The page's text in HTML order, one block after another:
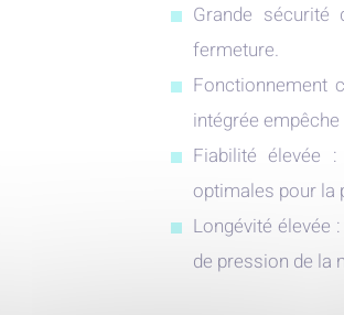
Grande
fermeture.
Fonctionnement
intégrée
Fiabilité élevée
optimales pour la
Longévité élevée
de pression de la